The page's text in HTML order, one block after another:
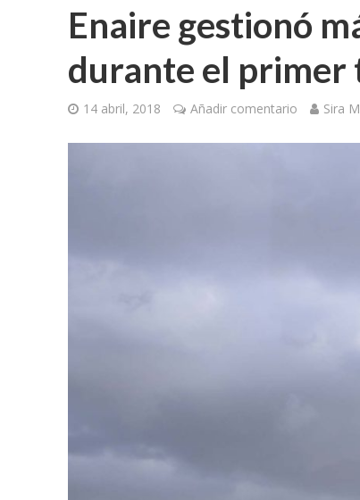
Enaire gestionó
durante el primer
14 abril, 2018 Añadir comentario Sira